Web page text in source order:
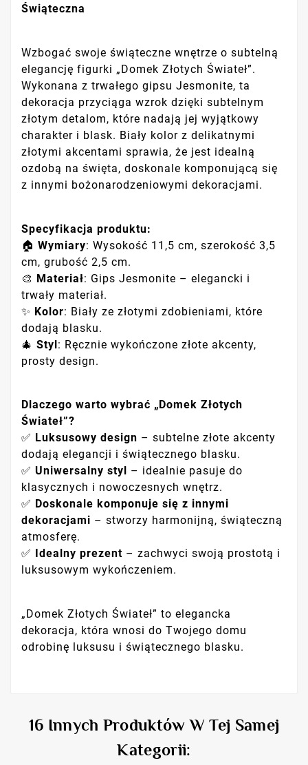
Świąteczna
Wzbogać swoje świąteczne wnętrze o subtelną
elegancję figurki „Domek Złotych Świateł”.
Wykonana z trwałego gipsu Jesmonite, ta
dekoracja przyciąga wzrok dzięki subtelnym
złotym detalom, które nadają jej wyjątkowy
charakter i blask. Biały kolor z delikatnymi
złotymi akcentami sprawia, że jest idealną
ozdobą na święta, doskonale komponującą się
z innymi bożonarodzeniowymi dekoracjami.
Specyfikacja produktu:
🏠 Wymiary: Wysokość 11,5 cm, szerokość 3,5
cm, grubość 2,5 cm.
🎨 Materiał: Gips Jesmonite – elegancki i
trwały materiał.
✨ Kolor: Biały ze złotymi zdobieniami, które
dodają blasku.
🎄 Styl: Ręcznie wykończone złote akcenty,
prosty design.
Dlaczego warto wybrać „Domek Złotych
Świateł”?
✅ Luksusowy design – subtelne złote akcenty
dodają elegancji i świątecznego blasku.
✅ Uniwersalny styl
– idealnie pasuje do
klasycznych i nowoczesnych wnętrz.
✅ Doskonale komponuje się z innymi
dekoracjami – stworzy harmonijną, świąteczną
atmosferę.
✅
Idealny prezent – zachwyci swoją prostotą i
luksusowym wykończeniem.
„Domek Złotych Świateł” to elegancka
dekoracja, która wnosi do Twojego domu
odrobinę luksusu i świątecznego blasku.
16 Innych Produktów W Tej Samej
Kategorii: